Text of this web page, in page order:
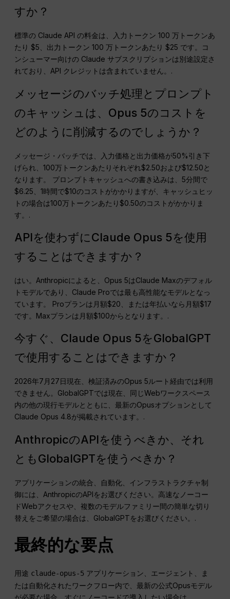
すか？
標準の Claude API の料金は、入力トークン 100 万トークンあ
たり $5、出力トークン 100 万トークンあたり $25 です。コ
ンシューマー向けの Claude サブスクリプションは別途設定さ
れており、API クレジットは含まれていません。.
メッセージのバッチ処理とプロンプト
のキャッシュは、Opus 5のコストを
どのように削減するのでしょうか？
メッセージ・バッチでは、入力価格と出力価格が50%引き下
げられ、100万トークンあたりそれぞれ$2.50および$12.50と
なります。 プロンプトキャッシュへの書き込みは、5分間で
$6.25、1時間で$10のコストがかかりますが、キャッシュヒッ
トの場合は100万トークンあたり$0.50のコストがかかりま
す。.
APIを使わずにClaude Opus 5を使用
することはできますか？
はい。Anthropicによると、Opus 5はClaude Maxのデフォル
トモデルであり、Claude Proでは最も高性能なモデルとなっ
ています。 Proプランは月額$20、または年払いなら月額$17
です。Maxプランは月額$100からとなります。.
今すぐ、Claude Opus 5をGlobalGPT
で使用することはできますか？
2026年7月27日現在、検証済みのOpus 5ルート経由では利用
できません。GlobalGPTでは現在、同じWebワークスペース
内の他の現行モデルとともに、最新のOpusオプションとして
Claude Opus 4.8が掲載されています。.
AnthropicのAPIを使うべきか、それ
ともGlobalGPTを使うべきか？
アプリケーションの統合、自動化、インフラストラクチャ制
御には、AnthropicのAPIをお選びください。高速なノーコー
ドWebアクセスや、複数のモデルファミリー間の簡単な切り
替えをご希望の場合は、GlobalGPTをお選びください。.
最終的な要点
用途 claude-opus-5 アプリケーション、エージェント、ま
たは自動化されたワークフロー内で、最新の公式Opusモデル